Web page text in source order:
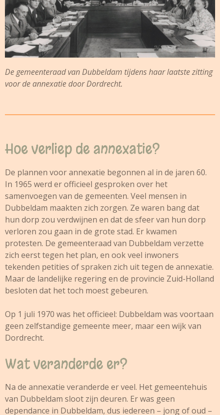
De gemeenteraad van Dubbeldam tijdens haar laatste zitting
voor de annexatie door Dordrecht.
Hoe verliep de annexatie?
De plannen voor annexatie begonnen al in de jaren 60.
In 1965 werd er officieel gesproken over het
samenvoegen van de gemeenten. Veel mensen in
Dubbeldam maakten zich zorgen. Ze waren bang dat
hun dorp zou verdwijnen en dat de sfeer van hun dorp
verloren zou gaan in de grote stad. Er kwamen
protesten. De gemeenteraad van Dubbeldam verzette
zich eerst tegen het plan, en ook veel inwoners
tekenden petities of spraken zich uit tegen de annexatie.
Maar de landelijke regering en de provincie Zuid-Holland
besloten dat het toch moest gebeuren.
Op 1 juli 1970 was het officieel: Dubbeldam was voortaan
geen zelfstandige gemeente meer, maar een wijk van
Dordrecht.
Wat veranderde er?
Na de annexatie veranderde er veel. Het gemeentehuis
van Dubbeldam sloot zijn deuren. Er was geen
dependance in Dubbeldam, dus iedereen – jong of oud –